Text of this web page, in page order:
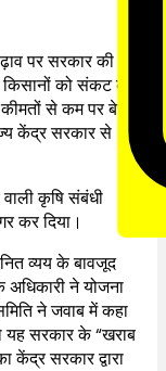
पर सरकार की
को संकट का
से कम पर बेचते
केंद्र सरकार से
वाली कृषि संबंधी
कर दिया।
व्यय के बावजूद
ने योजना
ने जवाब में कहा
यह सरकार के “खराब
केंद्र सरकार द्वारा